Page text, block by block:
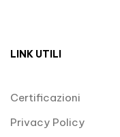
LINK UTILI
Certificazioni
Privacy Policy